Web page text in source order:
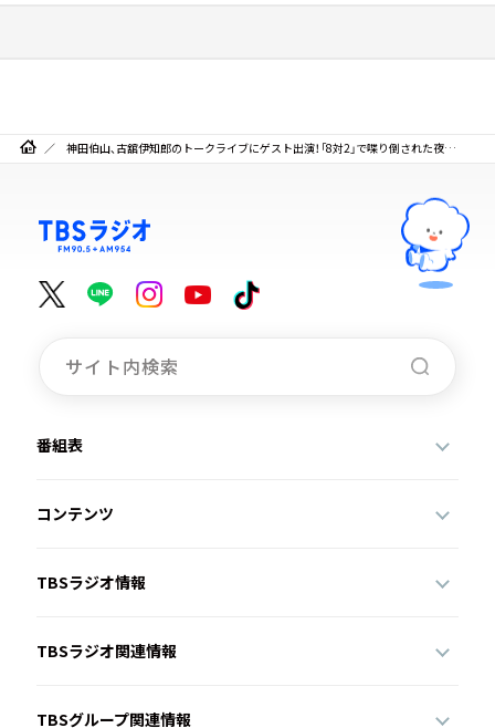
神田伯山、古舘伊知郎のトークライブにゲスト出演！「8対2」で喋り倒された夜…
番組表
コンテンツ
TBSラジオ情報
TBSラジオ関連情報
TBSグループ関連情報